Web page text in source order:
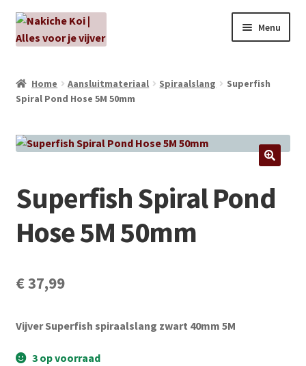
Ga
door
Ga
naar
Menu
Kabouters
Algenbehandeling
Aansluitmateriaal
Pakketten
Vijverpompen en vijverfilters
Vijveronderhoud
Home Aansluitmateriaal Spiraalslang
Superfish
Spiral Pond Hose 5M 50mm
Superfish Spiral Pond
Hose 5M 50mm
€37,99
Vijver Superfish spiraalslang zwart 40mm 5M
3 op voorraad